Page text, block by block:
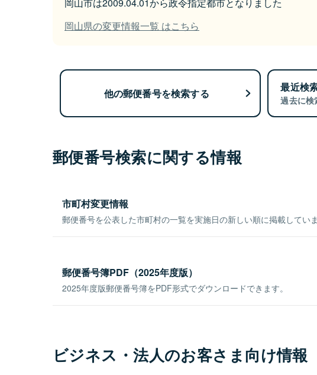
岡山県の変更情報一覧 はこちら
他の郵便番号を検索する 最近検
過去に検
郵便番号検索に関する情報
市町村変更情報
郵便番号を公表した市町村の一覧を実施日の新しい順に掲載していま
郵便番号簿PDF（2025年度版）
2025年度版郵便番号簿をPDF形式でダウンロードできます。
ビジネス・法人のお客さま向け情報